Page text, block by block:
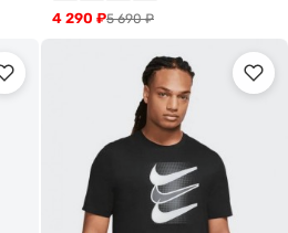
5 690₽
4 290 ₽